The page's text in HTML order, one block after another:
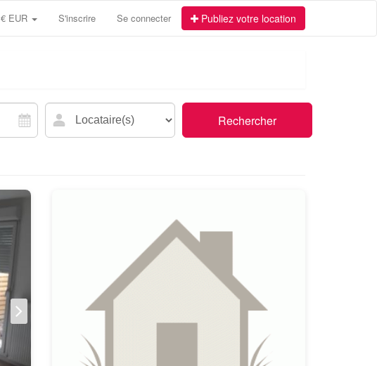
€ EUR S'inscrire Se connecter Publiez votre location
Rechercher